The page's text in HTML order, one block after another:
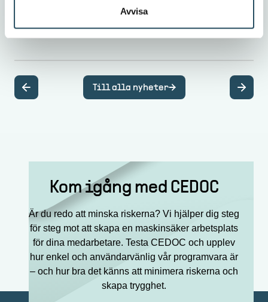
Avvisa
Till alla nyheter
Kom igång med CEDOC
Är du redo att minska riskerna? Vi hjälper dig steg
för steg mot att skapa en maskinsäker arbetsplats
för dina medarbetare. Testa CEDOC och upplev
hur enkel och användarvänlig vår programvara är
– och hur bra det känns att minimera riskerna och
skapa trygghet.